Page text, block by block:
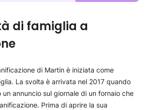
di famiglia a
di Martin è iniziata come
La svolta è arrivata nel 2017 quando
annuncio sul giornale di un fornaio che
Prima di aprire la sua